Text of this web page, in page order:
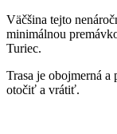
Väčšina tejto
minimálnou
Turiec.
Trasa je obojmerná
otočiť a vrátiť.